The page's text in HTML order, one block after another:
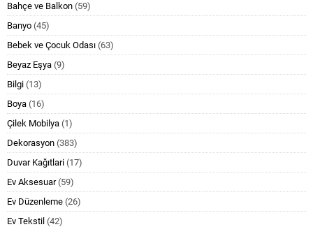
Bahçe ve Balkon (59)
Banyo (45)
Bebek ve Çocuk Odası (63)
Beyaz Eşya (9)
Bilgi (13)
Boya (16)
Çilek Mobilya (1)
Dekorasyon (383)
Duvar Kağıtlari (17)
Ev Aksesuar(59)
Ev Düzenleme (26)
Ev Tekstil (42)